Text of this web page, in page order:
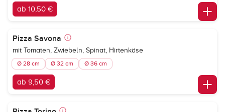
ab 10,50 €
Pizza Savona
mit Tomaten, Zwiebeln, Spinat, Hirtenkäse
Ø 28 cm Ø 32 cm Ø 36 cm
ab 9,50 €